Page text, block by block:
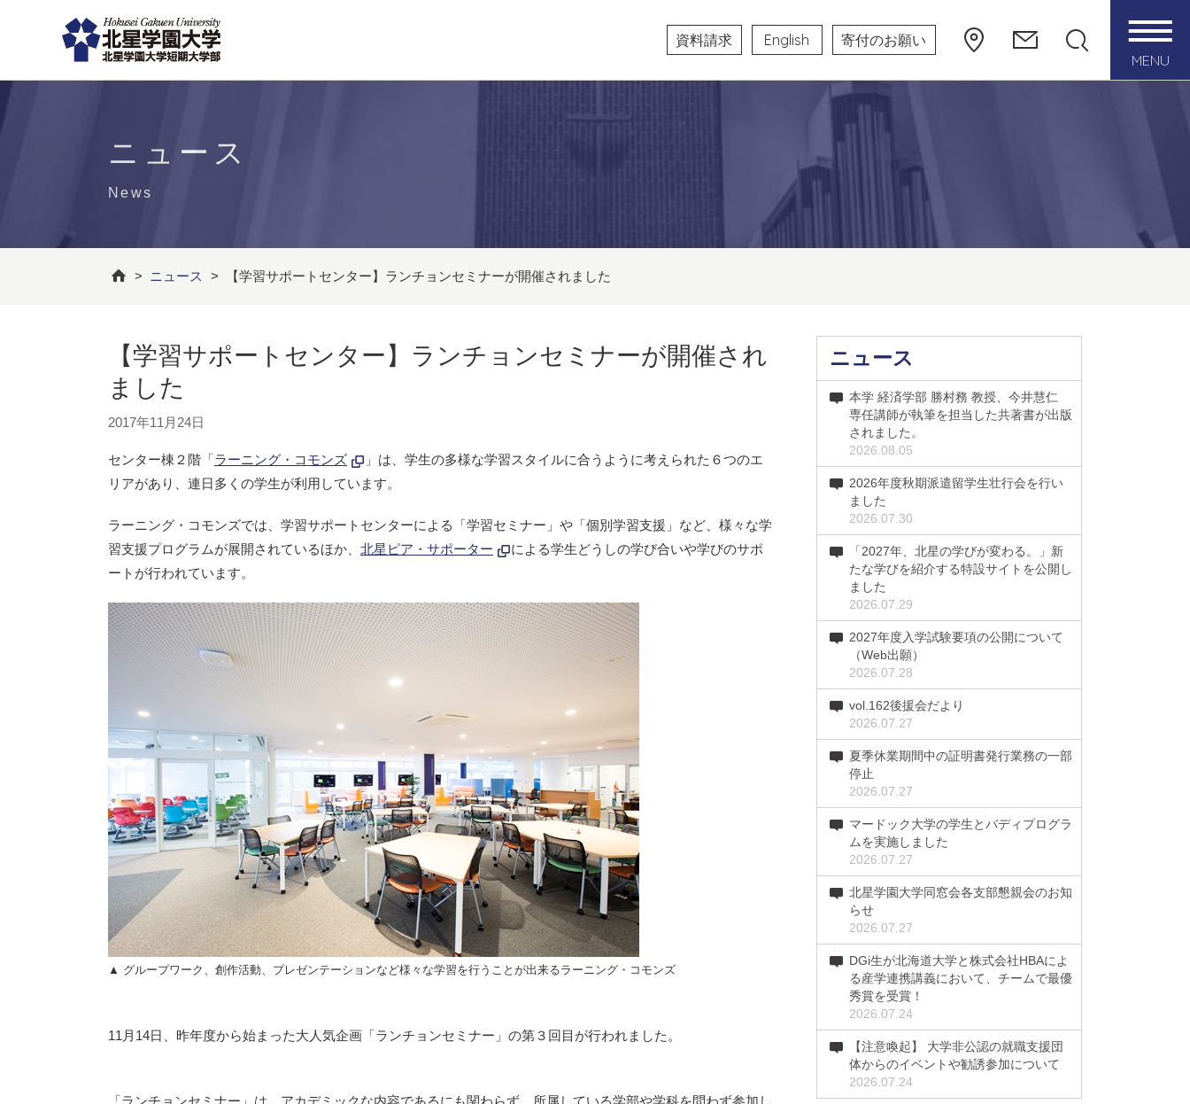
資料請求 English
寄付のお願い
MENU
ニュース
News
> ニュース > 【学習サポートセンター】ランチョンセミナーが開催されました
【学習サポートセンター】ランチョンセミナーが開催され
ました
2017年11月24日
センター棟２階「ラーニング・コモンズ
」は、学生の多様な学習スタイルに合うように考えられた６つのエ
リアがあり、連日多くの学生が利用しています。
ラーニング・コモンズでは、学習サポートセンターによる「学習セミナー」や「個別学習支援」など、様々な学
習支援プログラムが展開されているほか、 北星ピア・サポーター
による学生どうしの学び合いや学びのサポ
ートが行われています。
▲ グループワーク、創作活動、プレゼンテーションなど様々な学習を行うことが出来るラーニング・コモンズ
11月14日、昨年度から始まった大人気企画「ランチョンセミナー」の第３回目が行われました。
「ランチョンセミナー」は、アカデミックな内容であるにも関わらず、所属している学部や学科を問わず参加し
ニュース
本学 経済学部 勝村務 教授、今井慧仁
専任講師が執筆を担当した共著書が出版
されました。
2026.08.05
2026年度秋期派遣留学生壮行会を行い
ました
2026.07.30
「2027年、北星の学びが変わる。」新
たな学びを紹介する特設サイトを公開し
ました
2026.07.29
2027年度入学試験要項の公開について
（Web出願）
2026.07.28
vol.162後援会だより
2026.07.27
夏季休業期間中の証明書発行業務の一部
停止
2026.07.27
マードック大学の学生とバディプログラ
ムを実施しました
2026.07.27
北星学園大学同窓会各支部懇親会のお知
らせ
2026.07.27
DGi生が北海道大学と株式会社HBAによ
る産学連携講義において、チームで最優
秀賞を受賞！
2026.07.24
【注意喚起】 大学非公認の就職支援団
体からのイベントや勧誘参加について
2026.07.24